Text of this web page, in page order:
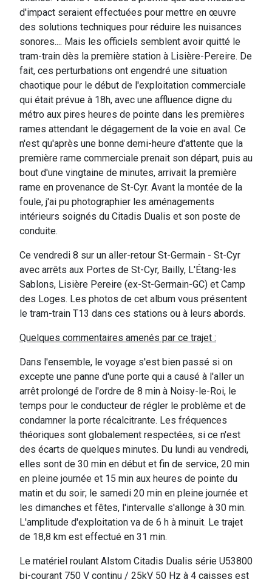
d'impact seraient effectuées pour mettre en œuvre
des solutions techniques pour réduire les nuisances
sonores.... Mais les officiels semblent avoir quitté le
tram-train dès la première station à Lisière-Pereire. De
fait, ces perturbations ont engendré une situation
chaotique pour le début de l'exploitation commerciale
qui était prévue à 18h, avec une affluence digne du
métro aux pires heures de pointe dans les premières
rames attendant le dégagement de la voie en aval. Ce
n'est qu'après une bonne demi-heure d'attente que la
première rame commerciale prenait son départ, puis au
bout d'une vingtaine de minutes, arrivait la première
rame en provenance de St-Cyr. Avant la montée de la
foule, j'ai pu photographier les aménagements
intérieurs soignés du Citadis Dualis et son poste de
conduite.
Ce vendredi 8 sur un aller-retour St-Germain - St-Cyr
avec arrêts aux Portes de St-Cyr, Bailly, L'Étang-les
Sablons, Lisière Pereire (ex-St-Germain-GC) et Camp
des Loges. Les photos de cet album vous présentent
le tram-train T13 dans ces stations ou à leurs abords.
Quelques commentaires amenés par ce trajet :
Dans l'ensemble, le voyage s'est bien passé si on
excepte une panne d'une porte qui a causé à l'aller un
arrêt prolongé de l'ordre de 8 min à Noisy-le-Roi, le
temps pour le conducteur de régler le problème et de
condamner la porte récalcitrante. Les fréquences
théoriques sont globalement respectées, si ce n'est
des écarts de quelques minutes. Du lundi au vendredi,
elles sont de 30 min en début et fin de service, 20 min
en pleine journée et 15 min aux heures de pointe du
matin et du soir; le samedi 20 min en pleine journée et
les dimanches et fêtes, l'intervalle s'allonge à 30 min.
L'amplitude d'exploitation va de 6 h à minuit. Le trajet
de 18,8 km est effectué en 31 min.
Le matériel roulant Alstom Citadis Dualis série U53800
bi-courant 750 V continu / 25kV 50 Hz à 4 caisses est